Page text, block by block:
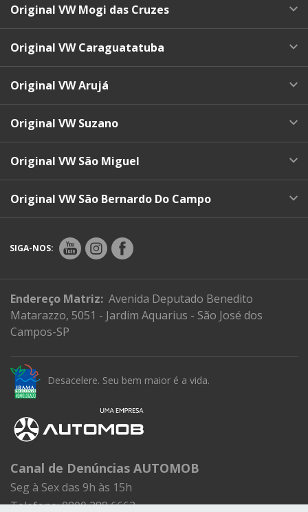
Original VW Mogi das Cruzes
Original VW Caraguatatuba
Original VW Arujá
Original VW Suzano
Original VW São Miguel
Original VW São Bernardo Do Campo
SIGA-NOS:
Endereço Matriz: Avenida Deputado Benedito
Matarazzo, 5051 - Jardim Aquarius - São José dos
Campos-SP
Desacelere. Seu bem maior é a vida.
Canal de Denúncias AUTOMOB
Seg à Sex das 9h às 15h
Telefone: 0800 288 6662